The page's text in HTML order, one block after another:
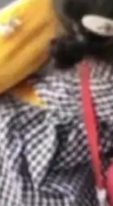
语
开
的
备2025119063号